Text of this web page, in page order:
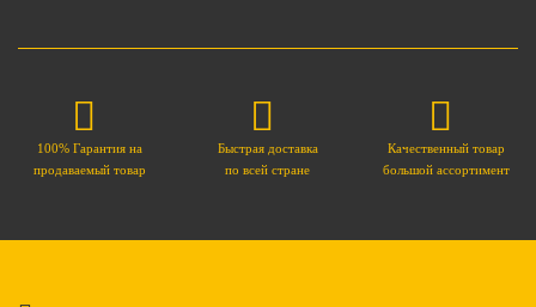
100% Гарантия на
продаваемый товар
Быстрая доставка
по всей стране
Качественный товар
большой ассортимент